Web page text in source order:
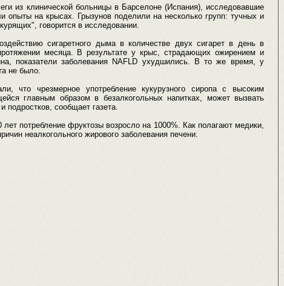
из клинической больницы в Барселоне (Испания), исследовавшие
опыты на крысах. Грызунов поделили на несколько групп: тучных и
говорится в исследовании.
сигаретного дыма в количестве двух сигарет в день в
месяца. В результате у крыс, страдающих ожирением и
показатели заболевания NAFLD ухудшились. В то же время, у
не было.
что чрезмерное употребление кукурузного сиропа с высоким
главным образом в безалкогольных напитках, может вызвать
подростков, сообщает газета.
потребление фруктозы возросло на 1000%. Как полагают медики,
неалкогольного жирового заболевания печени.